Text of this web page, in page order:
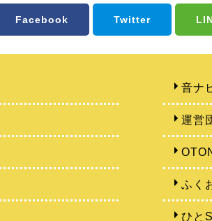
Facebook Twitter
音ナ
運営
ふく
ひと